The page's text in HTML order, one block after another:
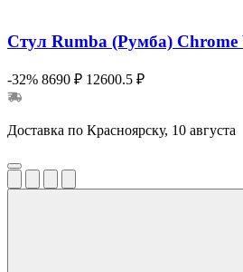
Стул Rumba (Румба) Chrome
-32% 8690 ₽ 12600.5 ₽
Доставка по Красноярску, 10 августа